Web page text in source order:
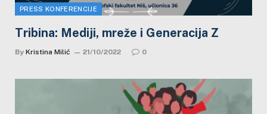
PRESS KONFERENCIJE
Tribina: Mediji, mreže i Generacija Z
By Kristina Milić 21/10/2022 0